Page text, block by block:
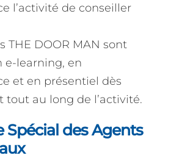
l’activité de conseiller
THE DOOR MAN sont
e-learning, en
et en présentiel dès
tout au long de l’activité.
Spécial des Agents